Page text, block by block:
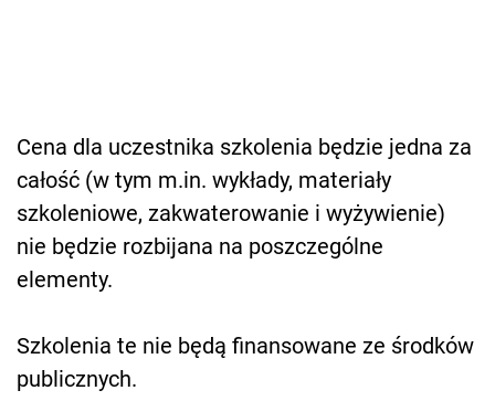
Cena dla uczestnika szkolenia będzie jedna za
całość (w tym m.in. wykłady, materiały
szkoleniowe, zakwaterowanie i wyżywienie)
nie będzie rozbijana na poszczególne
elementy.
Szkolenia te nie będą finansowane ze środków
publicznych.